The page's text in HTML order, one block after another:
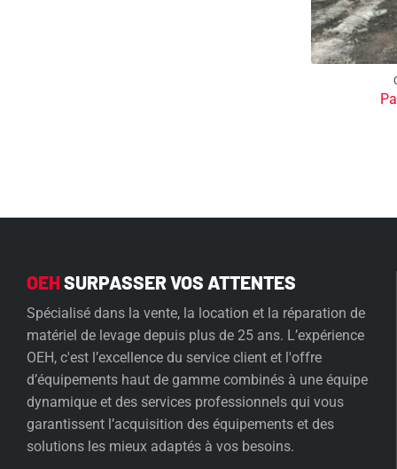
OEHSURPASSER VOS ATTENTES
Spécialisé dans la vente, la location et la réparation de
matériel de levage depuis plus de 25 ans. L’expérience
OEH, c'est l’excellence du service client et l'offre
d’équipements haut de gamme combinés à une équipe
dynamique et des services professionnels qui vous
garantissent l’acquisition des équipements et des
solutions les mieux adaptés à vos besoins.